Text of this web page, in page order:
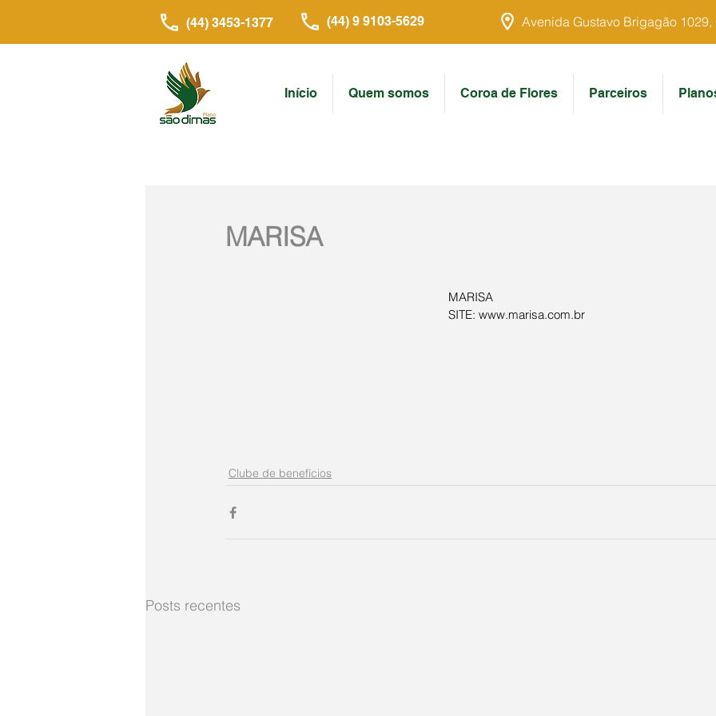
(44) 3453-1377 (44) 9 9103-5629 Avenida Gustavo Brigagão 1029,
Início Quem somos Coroa de Flores Parceiros
MARISA
MARISA
SITE: www.marisa.com.br
Clube de benefícios
Posts recentes